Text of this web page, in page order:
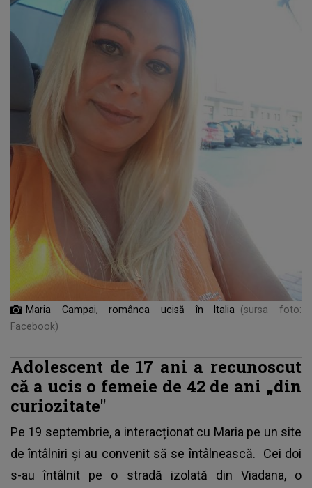
Maria Campai, românca ucisă în Italia
(sursa foto:
Facebook)
Adolescent de 17 ani a recunoscut
că a ucis o femeie de 42 de ani „din
curiozitate"
Pe 19 septembrie, a interacționat cu Maria pe un site
de întâlniri și au convenit să se întâlnească. Cei doi
s-au întâlnit pe o stradă izolată din Viadana, o